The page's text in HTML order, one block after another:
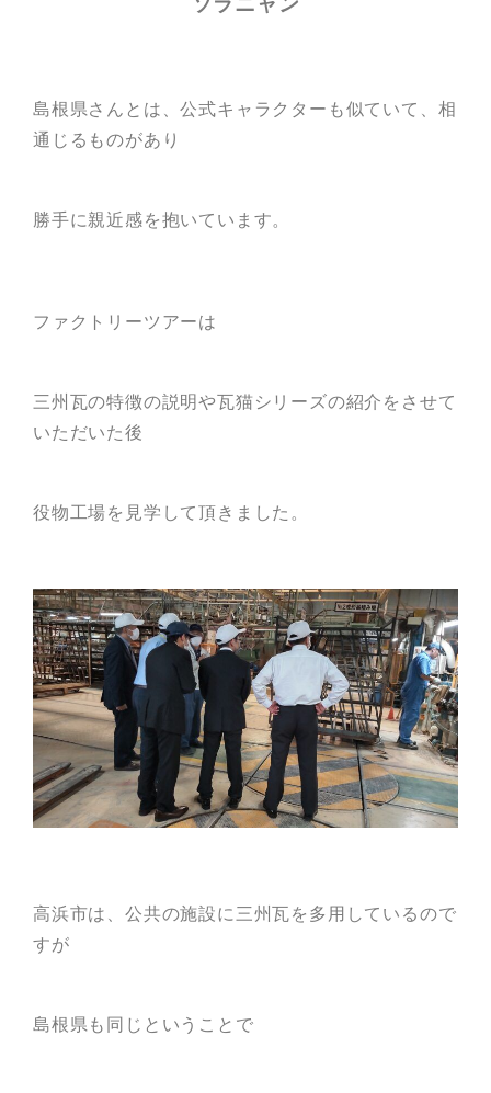
島根県さんとは、公式キャラクターも似ていて、相
通じるものがあり
勝手に親近感を抱いています。
ファクトリーツアーは
三州瓦の特徴の説明や瓦猫シリーズの紹介をさせて
いただいた後
役物工場を見学して頂きました。
高浜市は、公共の施設に三州瓦を多用しているので
すが
島根県も同じということで